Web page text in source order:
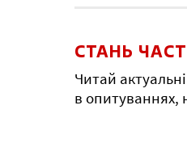
СТАНЬ
Читай
в опитуваннях,